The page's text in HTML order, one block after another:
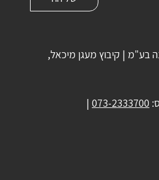
בע"מ | קיבוץ מעגן מיכאל,
073-2333700
|